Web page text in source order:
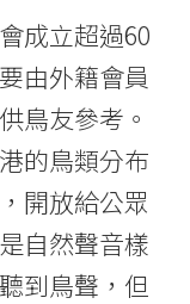
成立超過60
由外籍會員
鳥友參考。
的鳥類分布
開放給公眾
自然聲音樣
到鳥聲，但